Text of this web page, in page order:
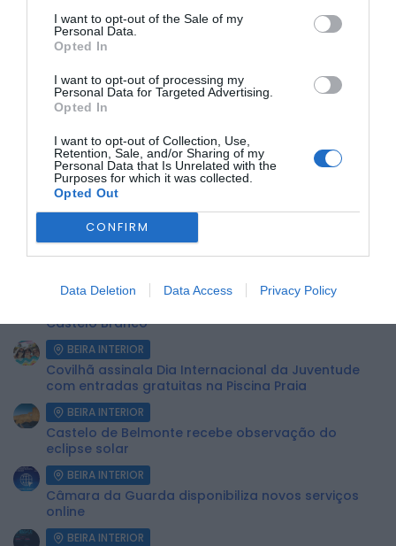
I want to opt-out of the Sale of my
Personal Data.
Opted In
I want to opt-out of processing my
Personal Data for Targeted Advertising.
Opted In
I want to opt-out of Collection, Use,
Retention, Sale, and/or Sharing of my
Personal Data that Is Unrelated with the
Purposes for which it was collected.
Opted Out
CONFIRM
Data Deletion Data Access Privacy Policy
A sessão tem como objetivo informar agricultores e
produtores florestais sobre os apoios disponíveis e os
procedimentos necessários para a submissão do Pedido
Único, essencial para o acesso às ajudas da Política
Agrícola Comum.
ÚLTIMA HORA:
BEIRA INTERIOR
Centum Cellas entra na fase decisiva das Novas 7
Maravilhas de Portugal
BEIRA INTERIOR
ULS da Guarda recebe quatro novas Unidades
Móveis de Saúde
BEIRA INTERIOR
Castelo Branco
BEIRA INTERIOR
Covilhã assinala Dia Internacional da Juventude
com entradas gratuitas na Piscina Praia
BEIRA INTERIOR
Castelo de Belmonte recebe observação do
eclipse solar
BEIRA INTERIOR
Câmara da Guarda disponibiliza novos serviços
online
BEIRA INTERIOR